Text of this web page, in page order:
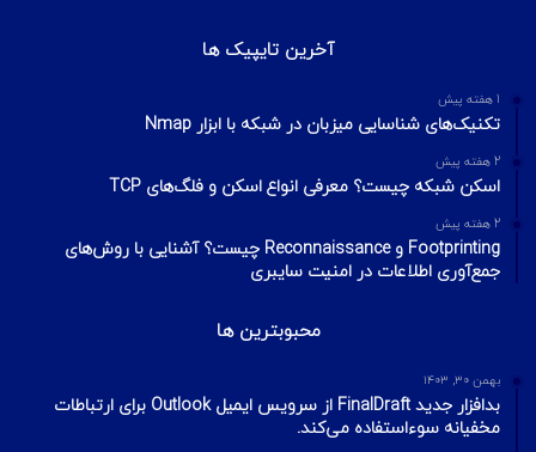
آخرین تایپیک ها
1 هفته پیش
تکنیک‌های شناسایی میزبان در شبکه با ابزار Nmap
2 هفته پیش
اسکن شبکه چیست؟ معرفی انواع اسکن و فلگ‌های TCP
2 هفته پیش
Footprinting و Reconnaissance چیست؟ آشنایی با روش‌های
جمع‌آوری اطلاعات در امنیت سایبری
محبوبترین ها
بهمن ۳۰, ۱۴۰۳
بدافزار جدید FinalDraft از سرویس ایمیل Outlook برای ارتباطات
مخفیانه سوءاستفاده می‌کند.